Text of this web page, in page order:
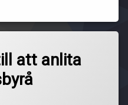
att anlita